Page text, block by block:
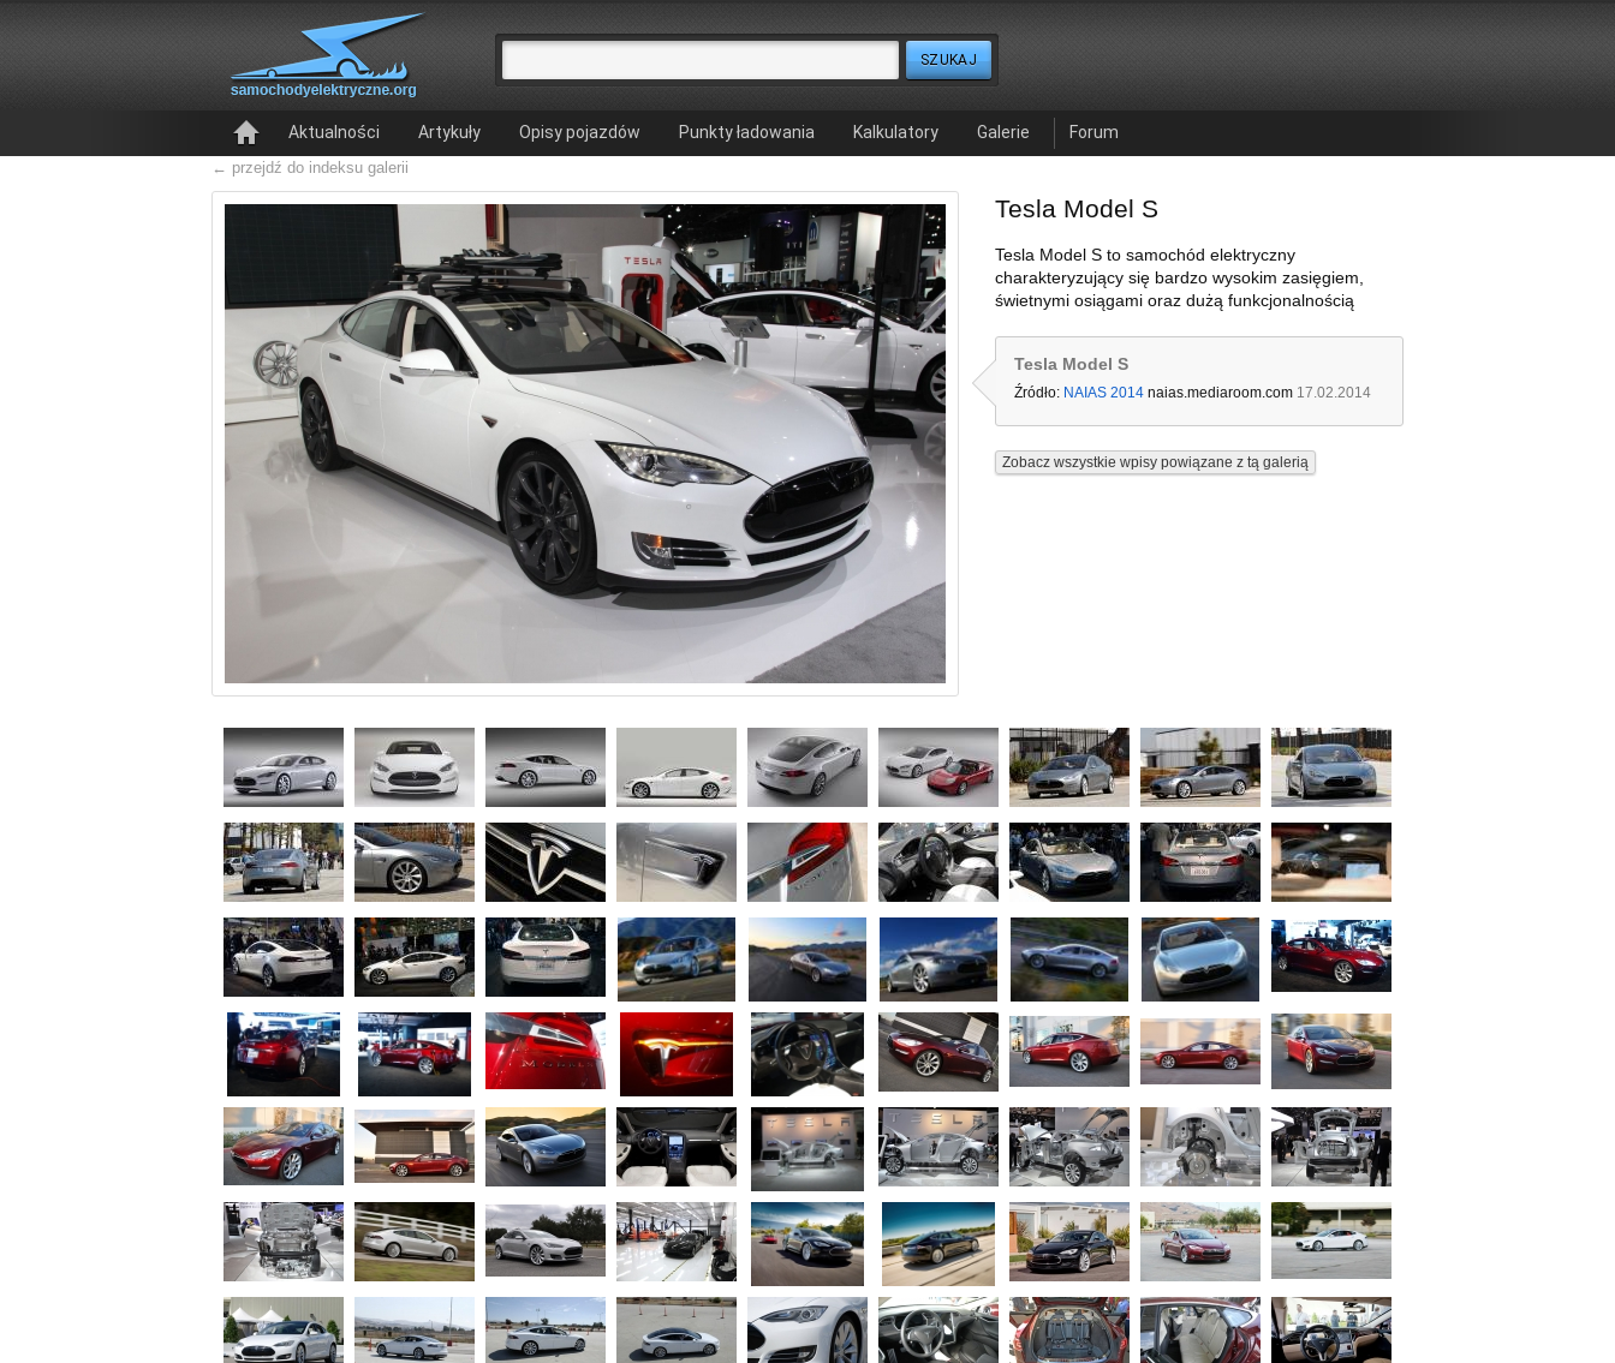
Aktualności Artykuły Opisy pojazdów Punkty ładowania Kalkulatory Galerie Forum
← przejdź do indeksu galerii
Tesla Model S
Tesla Model S to samochód elektryczny
charakteryzujący się bardzo wysokim zasięgiem,
świetnymi osiągami oraz dużą funkcjonalnością
Tesla Model S
Źródło: NAIAS 2014 naias.mediaroom.com 17.02.2014
Zobacz wszystkie wpisy powiązane z tą galerią